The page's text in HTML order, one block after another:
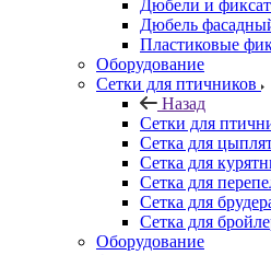
Дюбели и
Дюбель
Пластиковые
Оборудование
Сетки для птичников
Назад
Сетки для
Сетка для
Сетка для
Сетка для
Сетка для
Сетка для
Оборудование